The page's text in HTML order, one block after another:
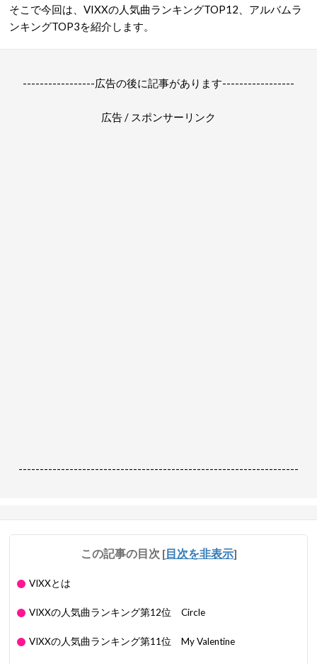
そこで今回は、VIXXの人気曲ランキングTOP12、アルバムラ
ンキングTOP3を紹介します。
-----------------広告の後に記事があります-----------------
広告 / スポンサーリンク
------------------------------------------------------------------
この記事の目次 [目次を非表示]
VIXXとは
VIXXの人気曲ランキング第12位 Circle
VIXXの人気曲ランキング第11位 My Valentine